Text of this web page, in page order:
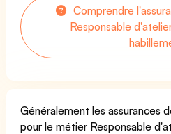
Comprendre
Responsable
Généralement les assurances
pour le métier Responsable